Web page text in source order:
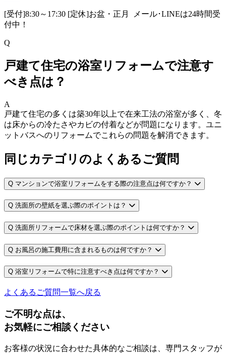
[受付]8:30～17:30 [定休]お盆・正月
メール･LINEは24時間受
付中！
Q
戸建て住宅の浴室リフォームで注意す
べき点は？
A
戸建て住宅の多くは築30年以上で在来工法の浴室が多く、冬
は床からの冷たさやカビの付着などが問題になります。ユニ
ットバスへのリフォームでこれらの問題を解消できます。
同じカテゴリのよくあるご質問
Q マンションで浴室リフォームをする際の注意点は何ですか？
Q 洗面所の壁紙を選ぶ際のポイントは？
Q 洗面所リフォームで床材を選ぶ際のポイントは何ですか？
Q お風呂の施工費用に含まれるものは何ですか？
Q 浴室リフォームで特に注意すべき点は何ですか？
よくあるご質問一覧へ戻る
ご不明な点は、
お気軽にご相談ください
お客様の状況に合わせた具体的なご相談は、専門スタッフが